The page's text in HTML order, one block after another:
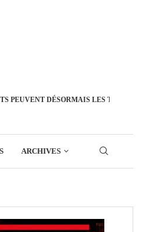
PEUVENT DÉSORMAIS LES
ARCHIVES